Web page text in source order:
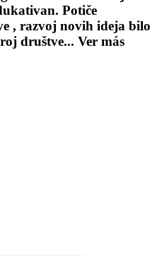
Potiče
, razvoj novih ideja bilo
društve... Ver más